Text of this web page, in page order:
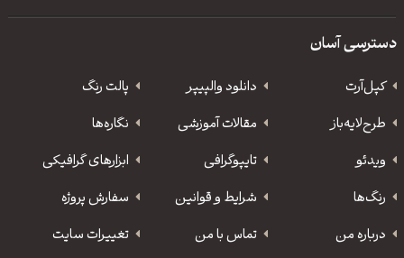
دسترسی آسان
کپل‌آرت دانلود‌ والپیپر
پالت رنگ
طرح‌لایه‌باز
مقالات آموزشی
نگاره‌ها
ویدئو
‌تایپوگرافی
ابزارهای گرافیکی
رنگ‌ها
شرایط و قوانین
سفارش پروژه
درباره من
تماس با من تغییرات سایت